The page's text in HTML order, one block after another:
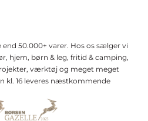
50.000+ varer. Hos os sælger vi
hjem, børn & leg, fritid & camping,
værktøj og meget meget
kl. 16 leveres næstkommende